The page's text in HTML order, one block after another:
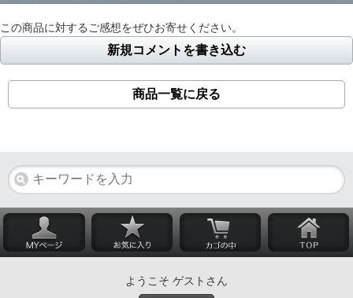
この商品に対するご感想をぜひお寄せください。
新規コメントを書き込む
商品一覧に戻る
ようこそ ゲストさん